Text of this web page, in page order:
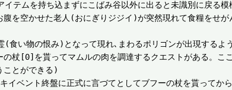
テムを持ち込まずにこばみ谷以外に出ると未識別に戻る
を空かせた老人(おにぎりジジイ)が突然現れて食糧をせが
食い物の恨み)となって現れ､まわるポリゴンが出現するよ
杖[0]を貰ってマムルの肉を調達するクエストがある。こ
ことができる)
ベント終盤に正式に言づてとしてブフーの杖を貰ってから